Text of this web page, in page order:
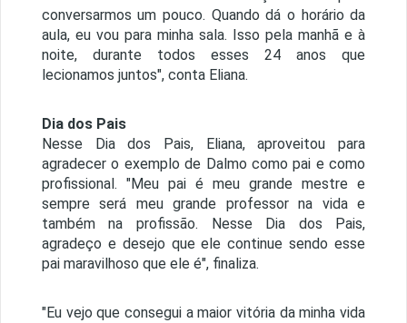
conversarmos um pouco. Quando dá o horário da
aula, eu vou para minha sala. Isso pela manhã e à
noite, durante todos esses 24 anos que
lecionamos juntos", conta Eliana.
Dia dos Pais
Nesse Dia dos Pais, Eliana, aproveitou para
agradecer o exemplo de Dalmo como pai e como
profissional. "Meu pai é meu grande mestre e
sempre será meu grande professor na vida e
também na profissão. Nesse Dia dos Pais,
agradeço e desejo que ele continue sendo esse
pai maravilhoso que ele é", finaliza.
"Eu vejo que consegui a maior vitória da minha vida